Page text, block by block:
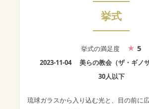
挙式
挙式の満足度 5
2023-11-04
美らの教会（ザ・ギノ
30人以下
琉球ガラスから入り込む光と、目の前に